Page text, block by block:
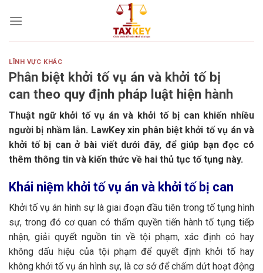
LĨNH VỰC KHÁC
Phân biệt khởi tố vụ án và khởi tố bị
can theo quy định pháp luật hiện hành
Thuật ngữ khởi tố vụ án và khởi tố bị can khiến nhiều
người bị nhầm lẫn. LawKey xin phân biệt khởi tố vụ án và
khởi tố bị can ở bài viết dưới đây, để giúp bạn đọc có
thêm thông tin và kiến thức về hai thủ tục tố tụng này.
Khái niệm khởi tố vụ án và khởi tố bị can
Khởi tố vụ án hình sự là giai đoạn đầu tiên trong tố tụng hình
sự, trong đó cơ quan có thẩm quyền tiến hành tố tụng tiếp
nhận, giải quyết nguồn tin về tội phạm, xác định có hay
không dấu hiệu của tội phạm để quyết định khởi tố hay
không khởi tố vụ án hình sự, là cơ sở để chấm dứt hoạt động